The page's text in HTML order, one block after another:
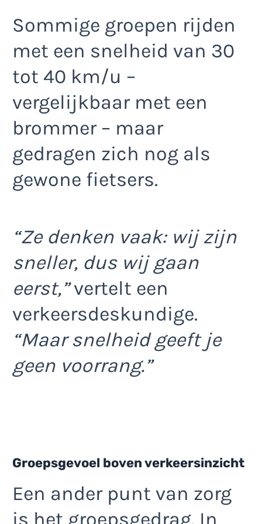
Sommige groepen rijden
met een snelheid van 30
tot 40 km/u –
vergelijkbaar met een
brommer – maar
gedragen zich nog als
gewone fietsers.
“Ze denken vaak: wij zijn
sneller, dus wij gaan
eerst,”vertelt een
verkeersdeskundige.
“Maar snelheid geeft je
geen voorrang.”
Groepsgevoel boven verkeersinzicht
Een ander punt van zorg